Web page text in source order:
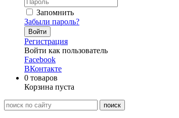
Запомнить
Забыли пароль?
Войти
Регистрация
Войти как пользователь
Facebook
ВКонтакте
0 товаров
Корзина пуста